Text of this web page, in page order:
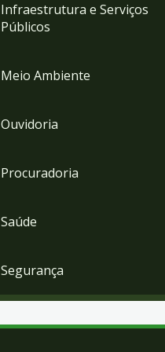
Infraestrutura e Serviços
Públicos
Meio Ambiente
Ouvidoria
Procuradoria
Saúde
Segurança